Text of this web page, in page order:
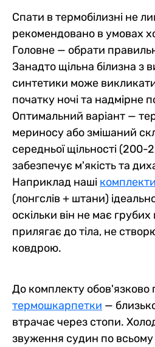
Спати в термобілизні не
рекомендовано в умовах
Головне — обрати
Занадто щільна білизна з
синтетики може
початку ночі та надмірне
Оптимальний варіант —
мериносу або змішаний
середньої щільності (200-
забезпечує м'якість та
Наприклад наші
(лонгслів + штани)
оскільки він не має грубих
прилягає до тіла, не
ковдрою.
До комплекту обов'язково
термошкарпетки —
втрачає через стопи.
звуження судин по всьому